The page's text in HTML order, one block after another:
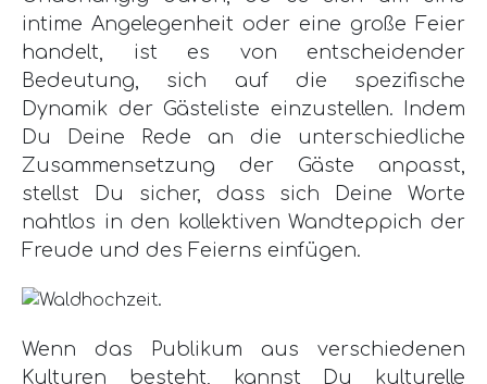
intime Angelegenheit oder eine große Feier
handelt, ist es von entscheidender
Bedeutung, sich auf die spezifische
Dynamik der Gästeliste einzustellen. Indem
Du Deine Rede an die unterschiedliche
Zusammensetzung der Gäste anpasst,
stellst Du sicher, dass sich Deine Worte
nahtlos in den kollektiven Wandteppich der
Freude und des Feierns einfügen.
Wenn das Publikum aus verschiedenen
Kulturen besteht, kannst Du kulturelle